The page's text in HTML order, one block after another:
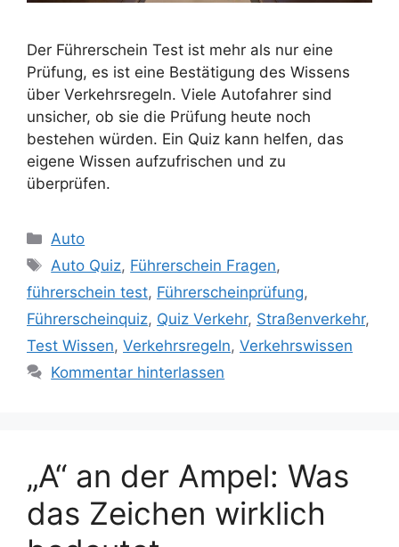
Der Führerschein Test ist mehr als nur eine
Prüfung, es ist eine Bestätigung des Wissens
über Verkehrsregeln. Viele Autofahrer sind
unsicher, ob sie die Prüfung heute noch
bestehen würden. Ein Quiz kann helfen, das
eigene Wissen aufzufrischen und zu
überprüfen.
Kategorien
Auto
Schlagwörter
Auto Quiz, Führerschein Fragen,
führerschein test, Führerscheinprüfung,
Führerscheinquiz, Quiz Verkehr, Straßenverkehr,
Test Wissen, Verkehrsregeln, Verkehrswissen
Kommentar hinterlassen
„A“ an der Ampel: Was
das Zeichen wirklich